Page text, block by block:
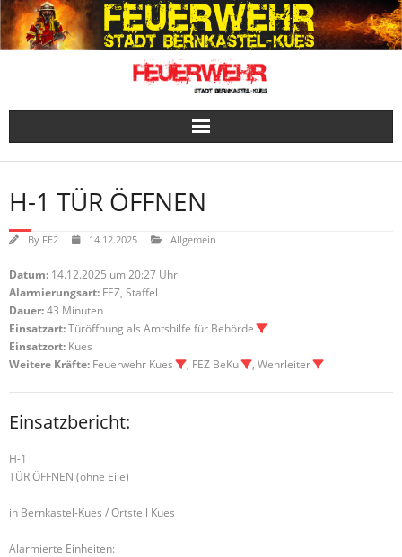
Skip
to
content
H-1 TÜR ÖFFNEN
By FE2 14.12.2025 Allgemein
Datum: 14.12.2025 um 20:27 Uhr
Alarmierungsart: FEZ, Staffel
Dauer:43 Minuten
Einsatzart:Türöffnung als Amtshilfe für Behörde
Einsatzort: Kues
Weitere Kräfte: Feuerwehr Kues , FEZ BeKu , Wehrleiter
Einsatzbericht:
H-1
TÜR ÖFFNEN (ohne Eile)
in Bernkastel-Kues / Ortsteil Kues
Alarmierte Einheiten: